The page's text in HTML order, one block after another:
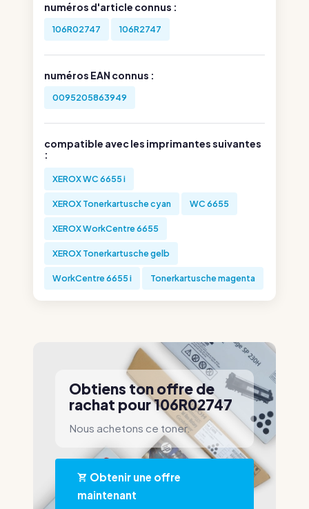
numéros d'article connus :
106R02747 106R2747
numéros EAN connus :
0095205863949
compatible avec les imprimantes suivantes
:
XEROX WC 6655 i
XEROX Tonerkartusche cyan WC 6655
XEROX WorkCentre 6655
XEROX Tonerkartusche gelb
WorkCentre 6655 i Tonerkartusche magenta
Obtiens ton offre de
rachat pour 106R02747
Nous achetons ce toner.
Obtenir une offre
maintenant